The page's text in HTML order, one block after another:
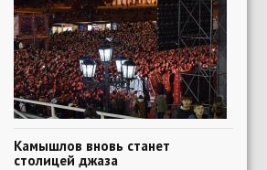
Камышлов вновь станет
столицей джаза